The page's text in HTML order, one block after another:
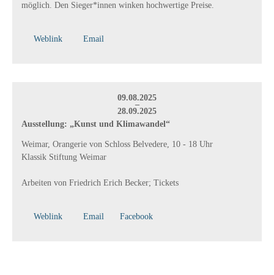
möglich. Den Sieger*innen winken hochwertige Preise.
Weblink Email
09.08.2025
–
28.09.2025
Ausstellung: „Kunst und Klimawandel“
Weimar, Orangerie von Schloss Belvedere, 10 - 18 Uhr
Klassik Stiftung Weimar
Arbeiten von Friedrich Erich Becker; Tickets
Weblink Email Facebook